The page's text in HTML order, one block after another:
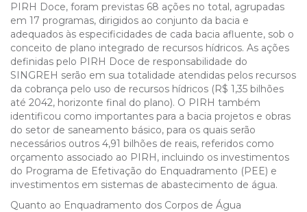
PIRH Doce, foram previstas 68 ações no total, agrupadas
em 17 programas, dirigidos ao conjunto da bacia e
adequados às especificidades de cada bacia afluente, sob o
conceito de plano integrado de recursos hídricos. As ações
definidas pelo PIRH Doce de responsabilidade do
SINGREH serão em sua totalidade atendidas pelos recursos
da cobrança pelo uso de recursos hídricos (R$ 1,35 bilhões
até 2042, horizonte final do plano). O PIRH também
identificou como importantes para a bacia projetos e obras
do setor de saneamento básico, para os quais serão
necessários outros 4,91 bilhões de reais, referidos como
orçamento associado ao PIRH, incluindo os investimentos
do Programa de Efetivação do Enquadramento (PEE) e
investimentos em sistemas de abastecimento de água.
Quanto ao Enquadramento dos Corpos de Água